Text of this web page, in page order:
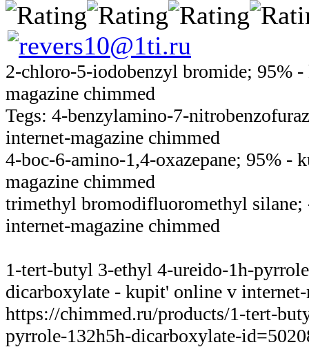
2-chloro-5-iodobenzyl bromide; 95%
magazine chimmed
Tegs: 4-benzylamino-7-
internet-magazine chimmed
4-boc-6-amino-1,4-oxazepane; 95% -
magazine chimmed
trimethyl bromodifluoromethyl
internet-magazine chimmed
1-tert-butyl 3-ethyl 4-ureido-1h-
dicarboxylate - kupit' online v
https://chimmed.ru/products/1-tert-
pyrrole-132h5h-dicarboxylate-